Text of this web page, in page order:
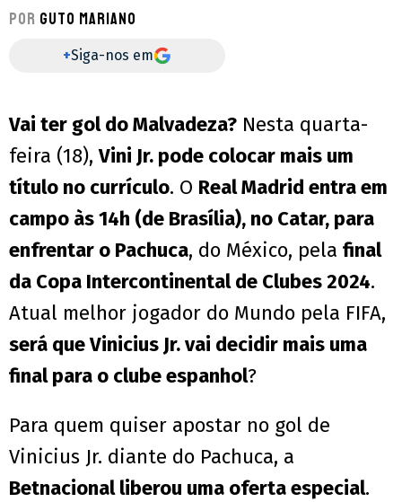
Por Guto Mariano
+Siga-nos em
Vai ter gol do Malvadeza? Nesta quarta-
feira (18),Vini Jr. pode colocar mais um
título no currículo. O Real Madrid entra em
campo às 14h (de Brasília), no Catar, para
enfrentar o Pachuca, do México, pela final
da Copa Intercontinental de Clubes 2024.
Atual melhor jogador do Mundo pela FIFA,
será que Vinicius Jr. vai decidir mais uma
final para o clube espanhol?
Para quem quiser apostar no gol de
Vinicius Jr. diante do Pachuca, a
Betnacional liberou uma oferta especial.